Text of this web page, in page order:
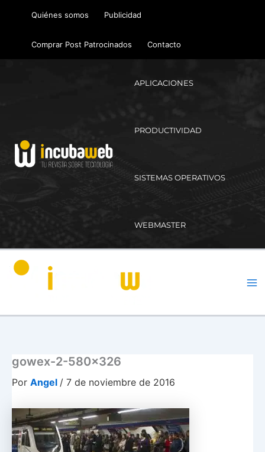
Quiénes somos Publicidad
Comprar Post Patrocinados Contacto
APLICACIONES
PRODUCTIVIDAD
SISTEMAS OPERATIVOS
WEBMASTER
gowex-2-580×326
Por Angel / 7 de noviembre de 2016